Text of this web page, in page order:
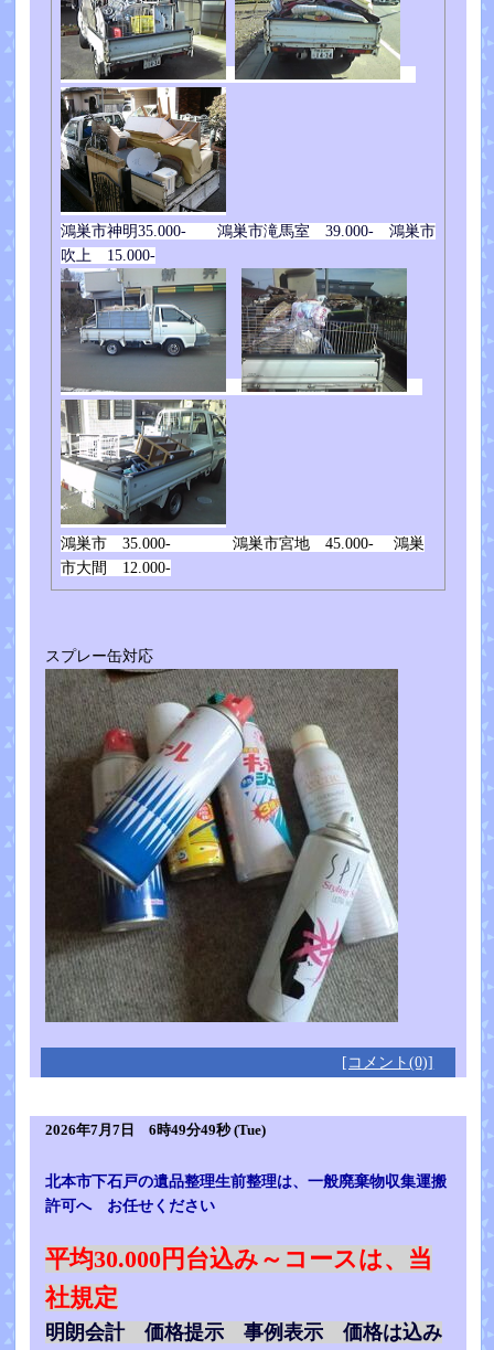
鴻巣市神明35.000- 鴻巣市滝馬室 39.000- 鴻巣市
吹上 15.000-
鴻巣市 35.000- 鴻巣市宮地 45.000- 鴻巣
市大間 12.000-
スプレー缶対応
[コメント(0)]
2026年7月7日 6時49分49秒 (Tue)
北本市下石戸の遺品整理生前整理は、一般廃棄物収集運搬
許可へ お任せください
平均30.000円台込み～コースは、当
社規定
明朗会計 価格提示 事例表示 価格は込み